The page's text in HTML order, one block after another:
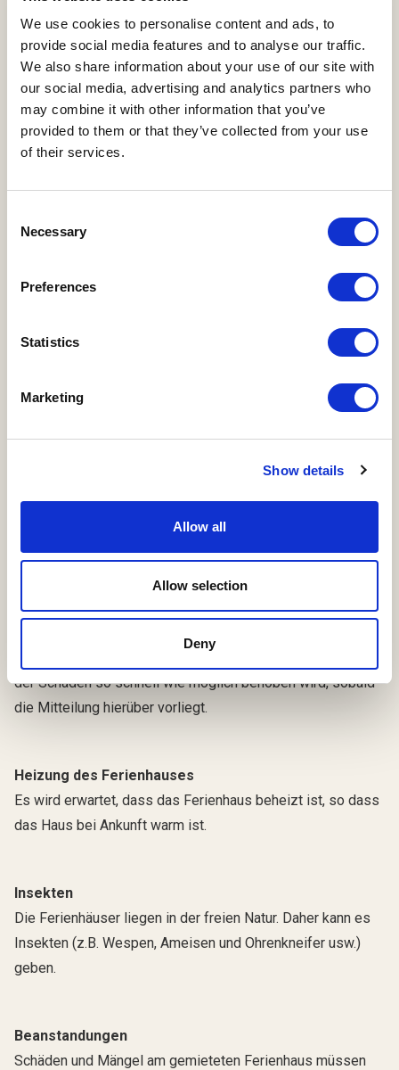
We use cookies to personalise content and ads, to
provide social media features and to analyse our traffic.
We also share information about your use of our site with
our social media, advertising and analytics partners who
may combine it with other information that you’ve
provided to them or that they’ve collected from your use
of their services.
Selection
Necessary
Preferences
Statistics
Marketing
Show details
Allow all
Allow selection
Deny
Stornierung und Änderung
Bis 60 Tage vor Mietbeginn: 25% der Mietsumme
Später als 60 und bis 30 Tage vor Mietbeginn: 50% der
Mietsumme
Ab 13 Tage vor Mietbeginn: 100% der Mietsumme
Die Kündigung wird gültig an dem Tag, wo diese schriftlich
Im Falle eines behördlichen Reiseverbots zwischen dem
Umbuchung oder Stornierung bis zum Anreisetag an.
sofort melden.
Der Vermieter übernimmt keine Verantwortung für Schäden,
der Schaden so schnell wie möglich behoben wird, sobald
die Mitteilung hierüber vorliegt.
Heizung des Ferienhauses
Es wird erwartet, dass das Ferienhaus beheizt ist, so dass
das Haus bei Ankunft warm ist.
Insekten
Die Ferienhäuser liegen in der freien Natur. Daher kann es
Insekten (z.B. Wespen, Ameisen und Oh­renkneifer usw.)
geben.
Beanstandungen
Schäden und Mängel am gemieteten Ferienhaus müssen